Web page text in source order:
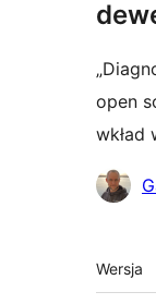
open
wkład
Meta
Wersja